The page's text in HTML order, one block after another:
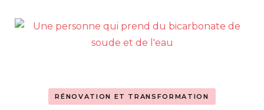
RÉNOVATION ET TRANSFORMATION